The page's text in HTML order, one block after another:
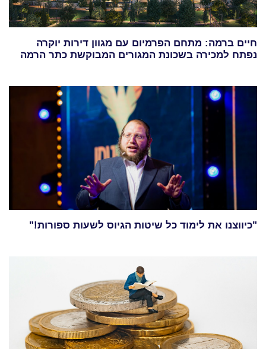
חיים ברמה: מתחם הפרמיום עם מגוון דירות יוקרה
נפתח למכירה בשכונת המגורים המבוקשת כתר הרמה
"כיווצנו את לימוד כל שיטות הגיוס לשעות ספורות!"